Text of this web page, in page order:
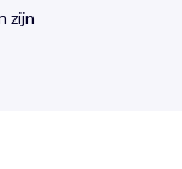
zijn